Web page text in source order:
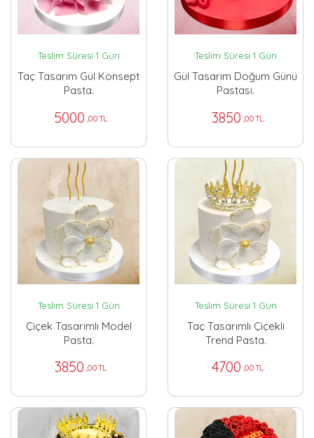
Teslim Süresi 1 Gün
Taç Tasarım Gül Konsept
Pasta.
5000 ,00 TL
Teslim Süresi 1 Gün
Gül Tasarım Doğum Günü
Pastası.
3850 ,00 TL
Teslim Süresi 1 Gün
Çiçek Tasarımlı Model
Pasta.
3850 ,00 TL
Teslim Süresi 1 Gün
Taç Tasarımlı Çiçekli
Trend Pasta.
4700 ,00 TL